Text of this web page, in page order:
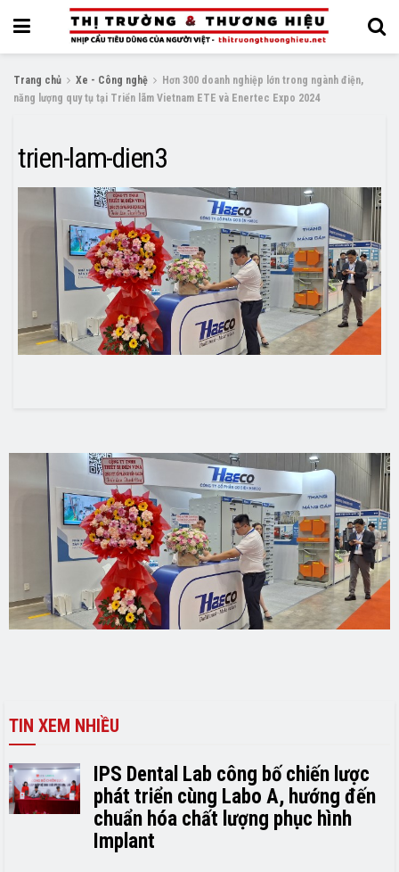
Trang chủ Xe - Công nghệ
Hơn 300 doanh nghiệp lớn trong ngành điện,
năng lượng quy tụ tại Triển lãm Vietnam ETE và Enertec Expo 2024
trien-lam-dien3
TIN XEM NHIỀU
IPS Dental Lab công bố chiến lược
phát triển cùng Labo A, hướng đến
chuẩn hóa chất lượng phục hình
Implant